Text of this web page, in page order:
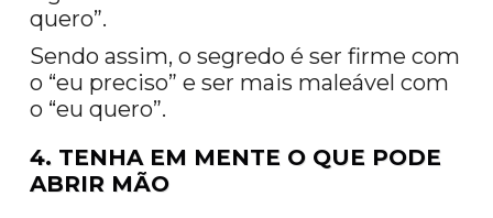
quero”.
Sendo assim, o segredo é ser firme com
o “eu preciso” e ser mais maleável com
o “eu quero”.
4. TENHA EM MENTE O QUE PODE
ABRIR MÃO